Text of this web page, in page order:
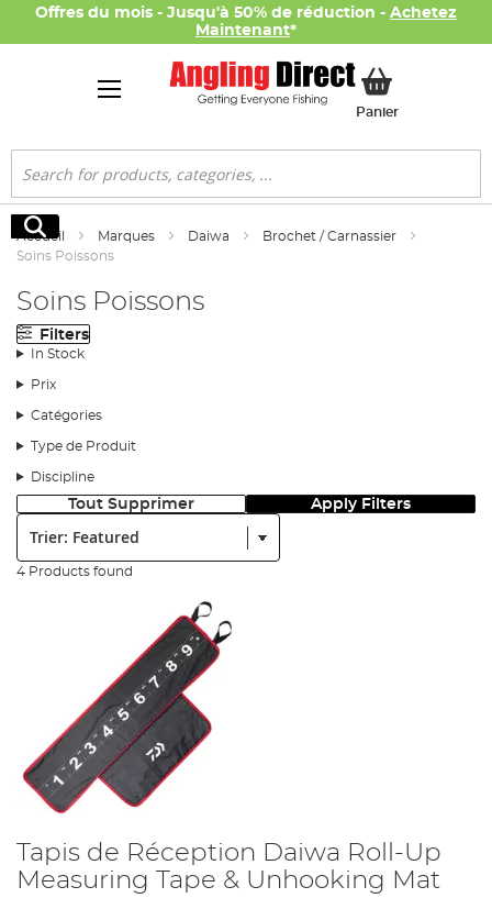
Offres du mois - Jusqu'à 50% de réduction - Achetez
Maintenant*
PanierMon panier
Rechercher
Rechercher
Accueil Marques Daiwa
Brochet / Carnassier
Soins Poissons
Soins Poissons
Filters
In Stock
Prix
Catégories
Type de Produit
Discipline
Tout Supprimer Apply Filters
4 Products found
Tapis de Réception Daiwa Roll-Up
Measuring Tape & Unhooking Mat